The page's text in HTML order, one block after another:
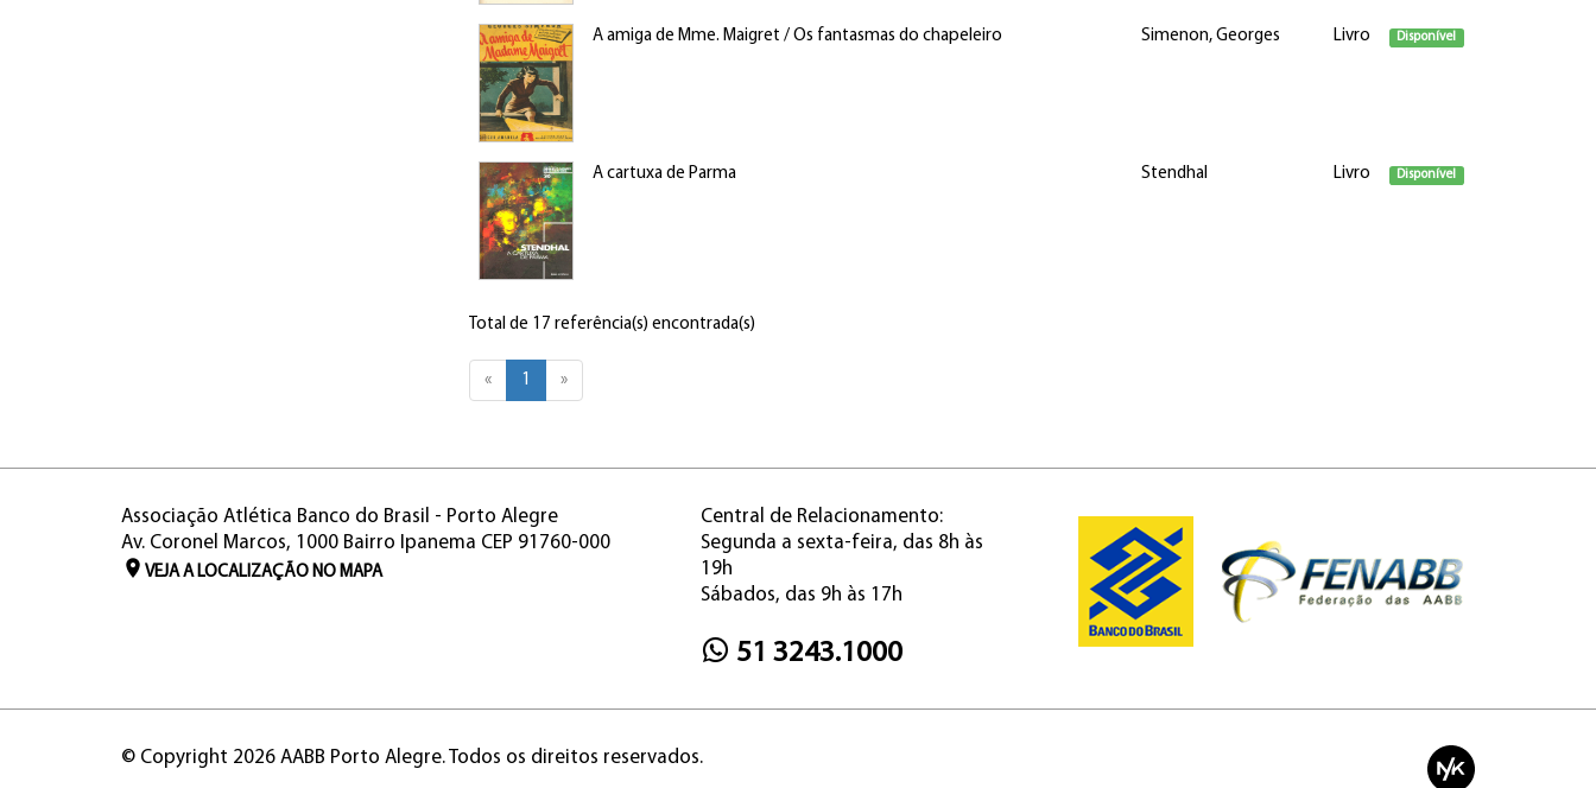
A amiga de Mme. Maigret / Os fantasmas do chapeleiro Simenon, Georges Livro Disponível
A cartuxa de Parma Stendhal Livro Disponível
Total de 17 referência(s) encontrada(s)
« 1 »
Associação Atlética Banco do Brasil - Porto Alegre
Av. Coronel Marcos, 1000 Bairro Ipanema CEP 91760-000
VEJA A LOCALIZAÇÃO NO MAPA
Central de Relacionamento:
Segunda a sexta-feira, das 8h às
19h
Sábados, das 9h às 17h
51 3243.1000
© Copyright 2026 AABB Porto Alegre. Todos os direitos reservados.